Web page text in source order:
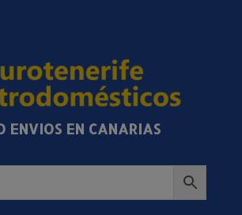
ENVIOS EN CANARIAS